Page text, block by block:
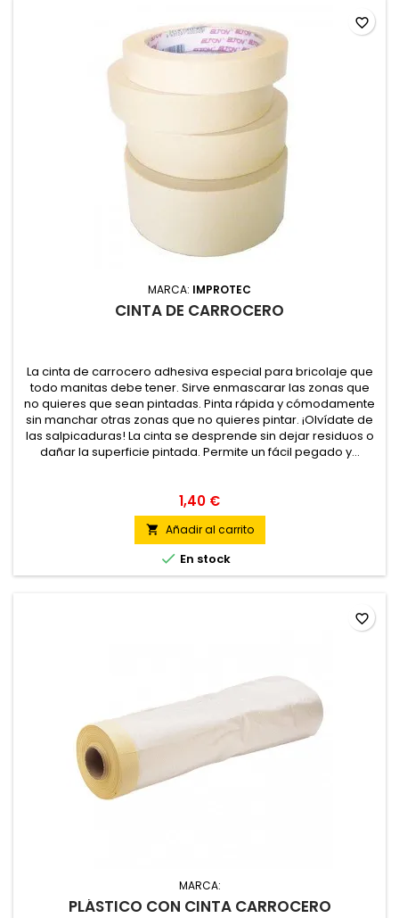
MARCA: IMPROTEC
CINTA DE CARROCERO
La cinta de carrocero adhesiva especial para bricolaje que
todo manitas debe tener. Sirve enmascarar las zonas que
no quieres que sean pintadas. Pinta rápida y cómodamente
sin manchar otras zonas que no quieres pintar. ¡Olvídate de
las salpicaduras! La cinta se desprende sin dejar residuos o
dañar la superficie pintada. Permite un fácil pegado y...
1,40 €
 Añadir al carrito
 En stock
favorite_border
MARCA:
PLÁSTICO CON CINTA CARROCERO
favorite_border